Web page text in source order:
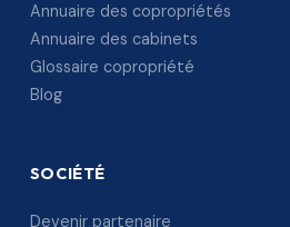
Annuaire des copropriétés
Annuaire des cabinets
Glossaire copropriété
Blog
SOCIÉTÉ
Devenir partenaire